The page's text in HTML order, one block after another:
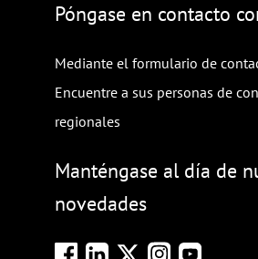
Póngase en contacto
Mediante el formulario de
Encuentre a sus personas de
regionales
Manténgase al día de
novedades